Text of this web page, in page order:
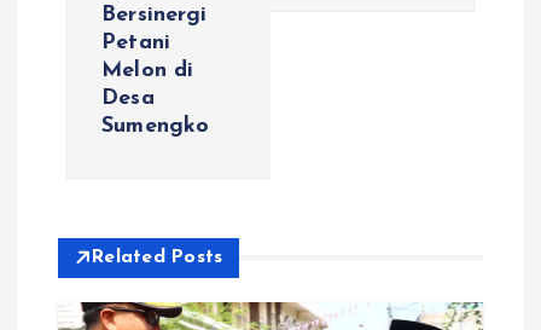
p
o
Bersinergi
Petani
Melon di
Desa
Sumengko
Related Posts